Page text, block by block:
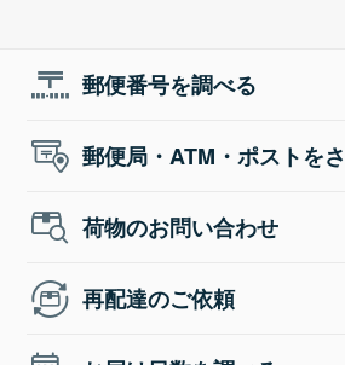
郵便番号を調べる
郵便局・ATM・ポストを
荷物のお問い合わせ
再配達のご依頼